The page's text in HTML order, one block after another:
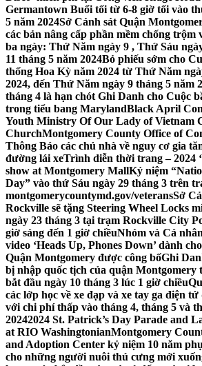
Germantown Buổi tối từ 6-8 giờ tối vào
5 năm 2024Sở Cảnh sát Quận
các bản nâng cấp phần mềm chống
ba ngày: Thứ Năm ngày 9 , Thứ Sáu
11 tháng 5 năm 2024Bỏ phiếu sớm cho
thống Hoa Kỳ năm 2024 từ Thứ Năm
2024, đến Thứ Năm ngày 9 tháng 5 năm
tháng 4 là hạn chót Ghi Danh cho Cuộc
trong tiểu bang MarylandBlack April
Youth Ministry Of Our Lady of Vietnam
ChurchMontgomery County Office of
Thông Báo các chủ nhà về nguy cơ gia
đường lái xeTrình diễn thời trang – 2024
show at Montgomery MallKỷ niệm
Day” vào thứ Sáu ngày 29 tháng 3 trên
montgomerycountymd.gov/veteransSở
Rockville sẽ tặng Steering Wheel Locks
ngày 23 tháng 3 tại trạm Rockville City
giờ sáng đến 1 giờ chiềuNhóm và Cá
video ‘Heads Up, Phones Down’ dành
Quận Montgomery được công bốGhi
bị nhập quốc tịch của quận Montgomery
bắt đầu ngày 10 tháng 3 lúc 1 giờ chiều
các lớp học về xe đạp và xe tay ga điện
với chi phí thấp vào tháng 4, tháng 5 và
20242024 St. Patrick’s Day Parade and
at RIO WashingtonianMontgomery
and Adoption Center kỷ niệm 10 năm
cho những người nuôi thú cưng mới